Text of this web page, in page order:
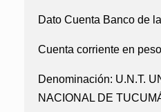
Dato Cuenta Banco de
Cuenta corriente en
Denominación: U.N.T.
NACIONAL DE